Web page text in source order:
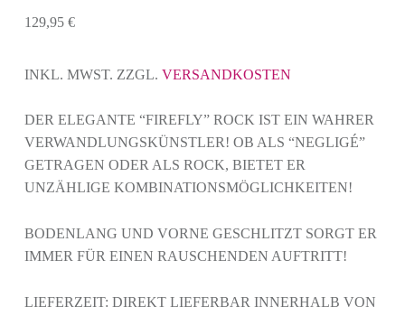
129,95 €
INKL. MWST. ZZGL. VERSANDKOSTEN
DER ELEGANTE “FIREFLY” ROCK IST EIN WAHRER
VERWANDLUNGSKÜNSTLER! OB ALS “NEGLIGÉ”
GETRAGEN ODER ALS ROCK, BIETET ER
UNZÄHLIGE KOMBINATIONSMÖGLICHKEITEN!
BODENLANG UND VORNE GESCHLITZT SORGT ER
IMMER FÜR EINEN RAUSCHENDEN AUFTRITT!
LIEFERZEIT: DIREKT LIEFERBAR INNERHALB VON